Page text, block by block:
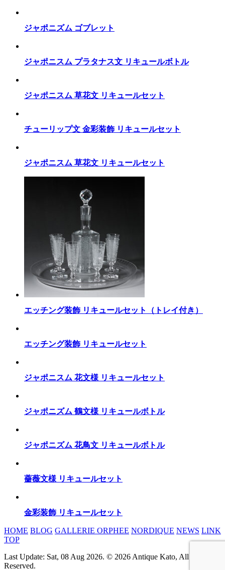
ジャポニズム ゴブレット
ジャポニスム プラタナス文 リキュールボトル
ジャポニスム 草花文 リキュールセット
チューリップ文 金彩装飾 リキュールセット
ジャポニスム 草花文 リキュールセット
エッチング装飾 リキュールセット（トレイ付き）
エッチング装飾 リキュールセット
ジャポニスム 花文様 リキュールセット
ジャポニズム 鶴文様 リキュールボトル
ジャポニズム 花鳥文 リキュールボトル
薔薇文様 リキュールセット
金彩装飾 リキュールセット
HOME BLOG GALLERIE ORPHEE NORDIQUE NEWS LINK
TOP
Last Update: Sat, 08 Aug 2026. © 2026 Antique Kato, All rights
Reserved.